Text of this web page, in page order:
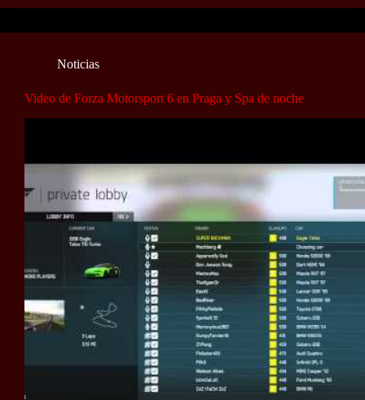
Noticias
Video de Forza Motorsport 6 en Praga y Spa de noche